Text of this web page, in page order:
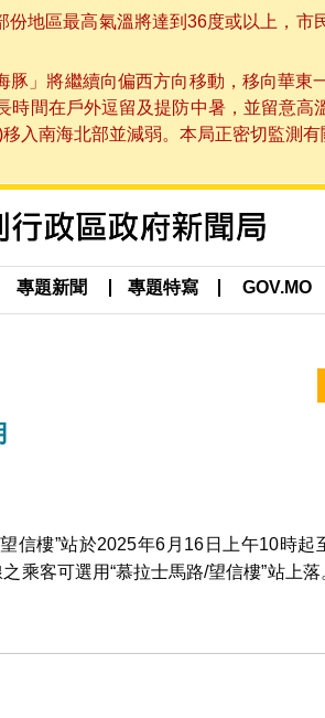
地區最高氣溫將達到36度或以上，
」將繼續向偏西方向移動，移向華
間在戶外逗留及提防中暑，並留意
入南海北部並減弱。本局正密切監測
專題新聞 專題特寫 GOV.MO
信樓”站於2025年6月16日上午10時起
乘客可選用“慕拉士馬路/望信樓”站上